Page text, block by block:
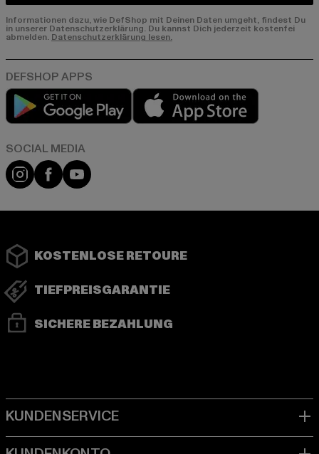
Informationen dazu, wie DefShop mit Deinen Daten umgeht, findest Du
in unserer Datenschutzerklärung. Du kannst Dich jederzeit kostenfei
abmelden. Datenschutzerklärung lesen.
Play market
Instagram
FacebookYouTube
KOSTENLOSE RETOURE
TIEFPREISGARANTIE
SICHERE BEZAHLUNG